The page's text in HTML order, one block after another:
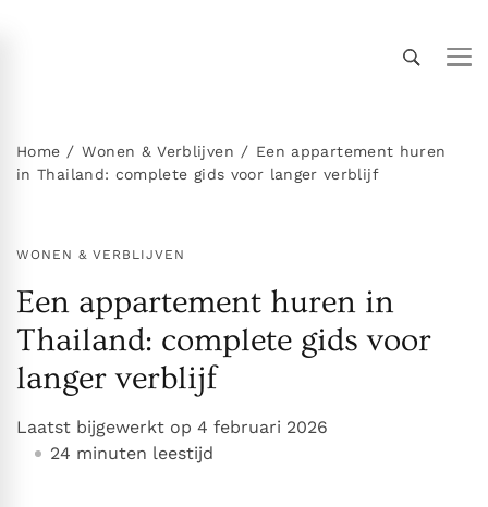
expert-tips, uitgebreide gidsen en insiderkennis
over vervoer, accommodaties,
Home Wonen & Verblijven
Een appartement huren
in Thailand: complete gids voor langer verblijf
WONEN & VERBLIJVEN
Een appartement huren in
Thailand: complete gids voor
langer verblijf
Laatst bijgewerkt op 4 februari 2026
24 minuten leestijd